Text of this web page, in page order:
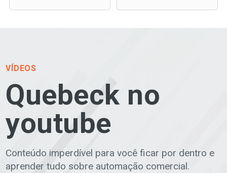
VÍDEOS
Quebeck no
youtube
Conteúdo imperdível para você ficar por dentro e
aprender tudo sobre automação comercial.